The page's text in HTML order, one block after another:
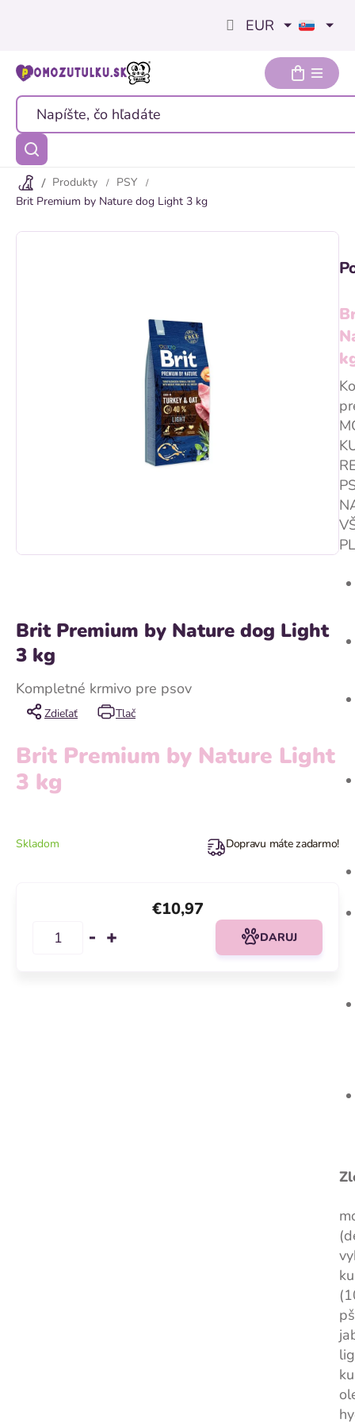
EUR
Produkty
PSY
Brit Premium by Nature dog Light 3 kg
Brit Premium by Nature dog Light
3 kg
Brit Premium by Nature Light
3 kg
Kompletné krmivo pre psov
Tlač
Zdieľať
Skladom Dopravu máte zadarmo!
€10,97
DARUJ